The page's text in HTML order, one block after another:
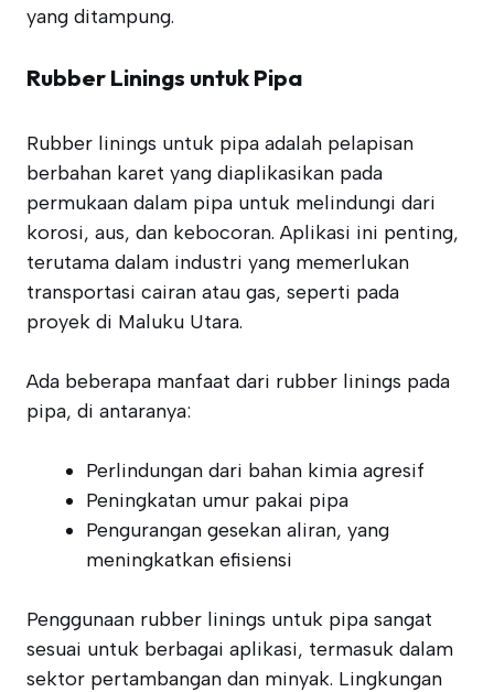
yang ditampung.
Rubber Linings untuk Pipa
Rubber linings untuk pipa adalah pelapisan
berbahan karet yang diaplikasikan pada
permukaan dalam pipa untuk melindungi dari
korosi, aus, dan kebocoran. Aplikasi ini penting,
terutama dalam industri yang memerlukan
transportasi cairan atau gas, seperti pada
proyek di Maluku Utara.
Ada beberapa manfaat dari rubber linings pada
pipa, di antaranya:
Perlindungan dari bahan kimia agresif
Peningkatan umur pakai pipa
Pengurangan gesekan aliran, yang
meningkatkan efisiensi
Penggunaan rubber linings untuk pipa sangat
sesuai untuk berbagai aplikasi, termasuk dalam
sektor pertambangan dan minyak. Lingkungan